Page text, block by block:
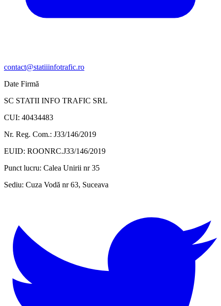
contact@statiiinfotrafic.ro
Date Firmă
SC STATII INFO TRAFIC SRL
CUI: 40434483
Nr. Reg. Com.: J33/146/2019
EUID: ROONRC.J33/146/2019
Punct lucru: Calea Unirii nr 35
Sediu: Cuza Vodă nr 63, Suceava